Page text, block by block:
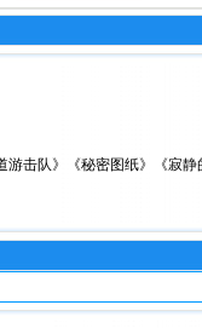
游击队》《秘密图纸》《寂